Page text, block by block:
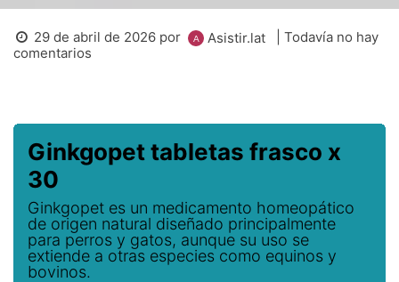
29 de abril de 2026 por Asistir.lat
| Todavía no hay
comentarios
Ginkgopet tabletas frasco x
30
Ginkgopet es un medicamento homeopático
de origen natural diseñado principalmente
para perros y gatos, aunque su uso se
extiende a otras especies como equinos y
bovinos.